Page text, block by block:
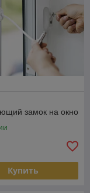
замок на окно
Купить